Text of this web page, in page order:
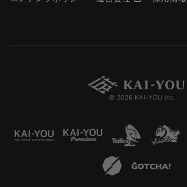
© 2026 KAI-YOU inc.